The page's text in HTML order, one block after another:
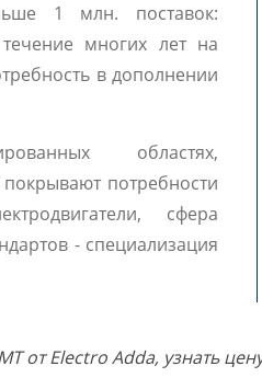
1 млн. поставок:
многих лет на
в дополнении
областях,
потребности
сфера
- специализация
от Electro Adda,